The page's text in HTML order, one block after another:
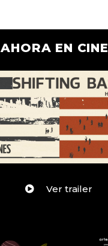
AHORA EN
Ver trailer